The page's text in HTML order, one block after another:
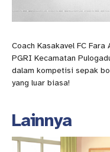
Coach Kasakavel FC
PGRI Kecamatan
dalam kompetisi sepak
yang luar biasa!
Lainnya